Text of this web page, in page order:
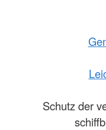
Schutz der